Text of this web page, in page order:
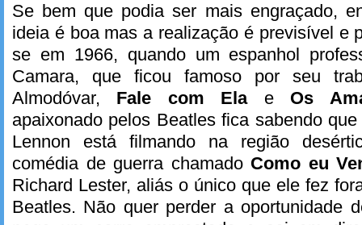
Se bem que podia ser mais engraçado,
ideia é boa mas a realização é previsível e
se em 1966, quando um espanhol
Camara, que ficou famoso por seu
Almodóvar, Fale com Elae Os
apaixonado pelos Beatles fica sabendo
Lennon está filmando na região
comédia de guerra chamado Como eu
Richard Lester, aliás o único que ele fez
Beatles. Não quer perder a oportunidade